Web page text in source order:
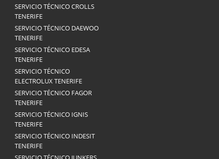
SERVICIO TÉCNICO CROLLS
TENERIFE
SERVICIO TÉCNICO DAEWOO
TENERIFE
SERVICIO TÉCNICO EDESA
TENERIFE
SERVICIO TÉCNICO
ELECTROLUX TENERIFE
SERVICIO TÉCNICO FAGOR
TENERIFE
SERVICIO TÉCNICO IGNIS
TENERIFE
SERVICIO TÉCNICO INDESIT
TENERIFE